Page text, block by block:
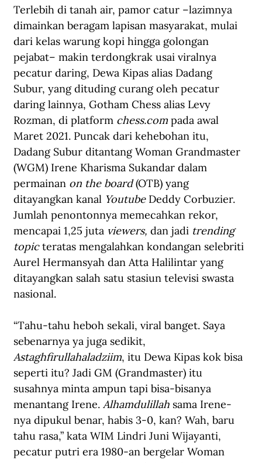
Terlebih di tanah air, pamor catur –lazimnya
dimainkan beragam lapisan masyarakat, mulai
dari kelas warung kopi hingga golongan
pejabat– makin terdongkrak usai viralnya
pecatur daring, Dewa Kipas alias Dadang
Subur, yang dituding curang oleh pecatur
daring lainnya, Gotham Chess alias Levy
Rozman, di platform chess.com pada awal
Maret 2021. Puncak dari kehebohan itu,
Dadang Subur ditantang Woman Grandmaster
(WGM) Irene Kharisma Sukandar dalam
permainan on the board (OTB) yang
ditayangkan kanal Youtube Deddy Corbuzier.
Jumlah penontonnya memecahkan rekor,
mencapai 1,25 juta viewers, dan jadi trending
topic teratas mengalahkan kondangan selebriti
Aurel Hermansyah dan Atta Halilintar yang
ditayangkan salah satu stasiun televisi swasta
nasional.
“Tahu-tahu heboh sekali, viral banget. Saya
sebenarnya ya juga sedikit,
Astaghfirullahaladziim, itu Dewa Kipas kok bisa
seperti itu? Jadi GM (Grandmaster) itu
susahnya minta ampun tapi bisa-bisanya
menantang Irene. Alhamdulillah sama Irene-
nya dipukul benar, habis 3-0, kan? Wah, baru
tahu rasa,” kata WIM Lindri Juni Wijayanti,
pecatur putri era 1980-an bergelar Woman